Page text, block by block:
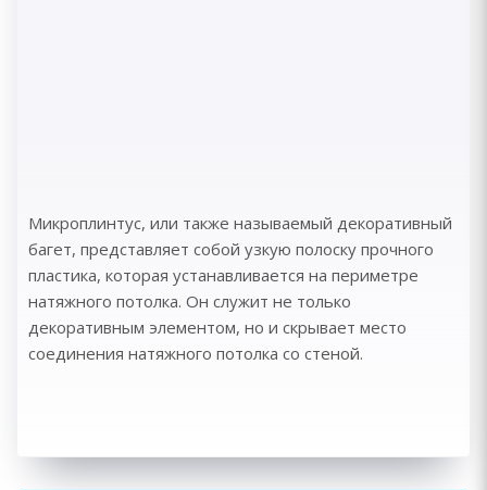
Микроплинтус, или также называемый декоративный
багет, представляет собой узкую полоску прочного
пластика, которая устанавливается на периметре
натяжного потолка. Он служит не только
декоративным элементом, но и скрывает место
соединения натяжного потолка со стеной.